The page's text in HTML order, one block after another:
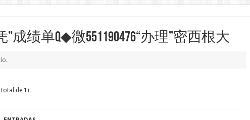
成绩单Q◆微551190476“办理”密西根大
de 1)